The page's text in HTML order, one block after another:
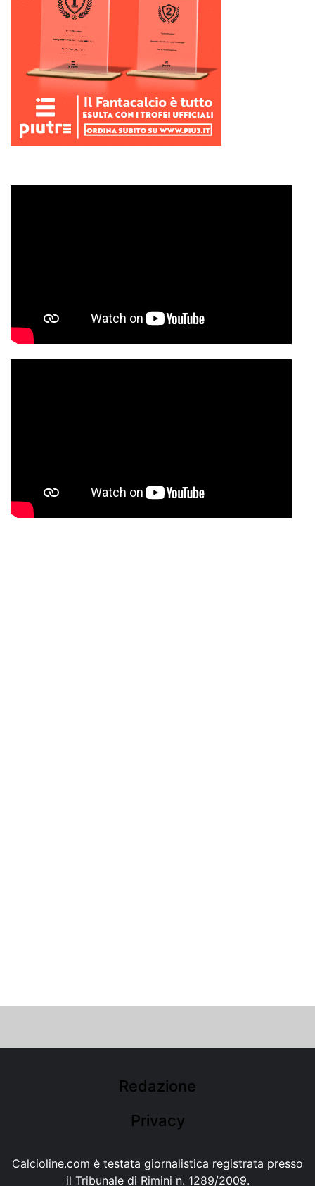
Redazione
Privacy
Calcioline.com è testata giornalistica registrata presso
il Tribunale di Rimini n. 1289/2009.